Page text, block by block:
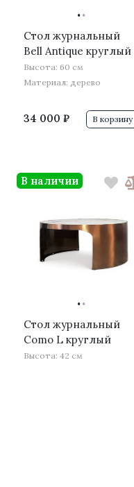
··
Стол журнальный
Bell Antique круглый
Высота: 60 см
Материал: дерево
34 000 ₽ В корзину
··
Стол журнальный
Como L круглый
Высота: 42 см
В наличии